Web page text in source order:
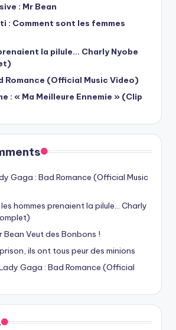
: Mr Bean
: Comment sont les femmes
la pilule… Charly Nyobe
Romance (Official Music Video)
: « Ma Meilleure Ennemie » (Clip
Gaga : Bad Romance (Official Music
les hommes prenaient la pilule… Charly
Bean Veut des Bonbons !
ils ont tous peur des minions
Gaga : Bad Romance (Official